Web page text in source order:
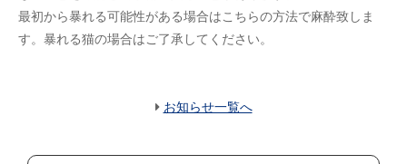
最初から暴れる可能性がある場合はこちらの方法で麻酔致しま
す。暴れる猫の場合はご了承してください。
お知らせ一覧へ